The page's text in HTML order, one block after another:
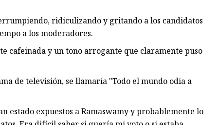
ridiculizando y gritando a los candidatos
a los moderadores.
cafeinada y un tono arrogante que claramente puso
de televisión, se llamaría "Todo el mundo odia a
estado expuestos a Ramaswamy y probablemente lo